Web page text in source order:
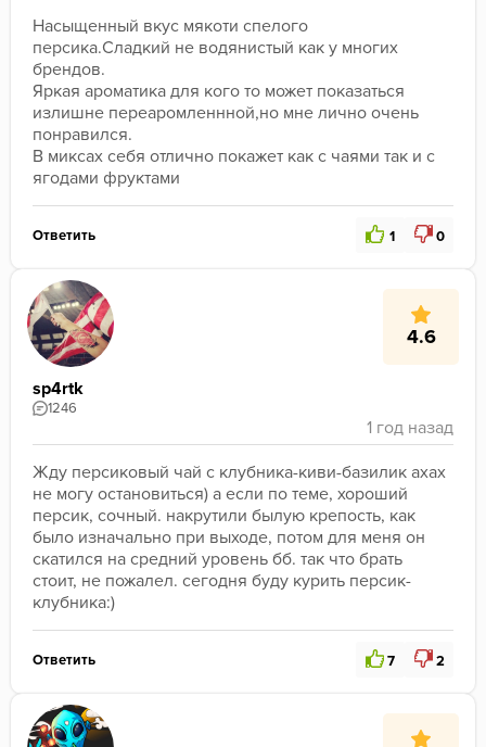
Насыщенный вкус мякоти спелого
персика.Сладкий не водянистый как у многих
брендов.
Яркая ароматика для кого то может показаться
излишне переаромленнной,но мне лично очень
понравился.
В миксах себя отлично покажет как с чаями так и с
ягодами фруктами
Ответить 1 0
4.6
sp4rtk
1246
Жду персиковый чай с клубника-киви-базилик ахах
не могу остановиться) а если по теме, хороший
персик, сочный. накрутили былую крепость, как
было изначально при выходе, потом для меня он
скатился на средний уровень бб. так что брать
стоит, не пожалел. сегодня буду курить персик-
клубника:)
Ответить 7 2